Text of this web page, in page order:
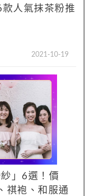
人氣抹茶粉推
2021-10-19
」6選！價
祺袍、和服通